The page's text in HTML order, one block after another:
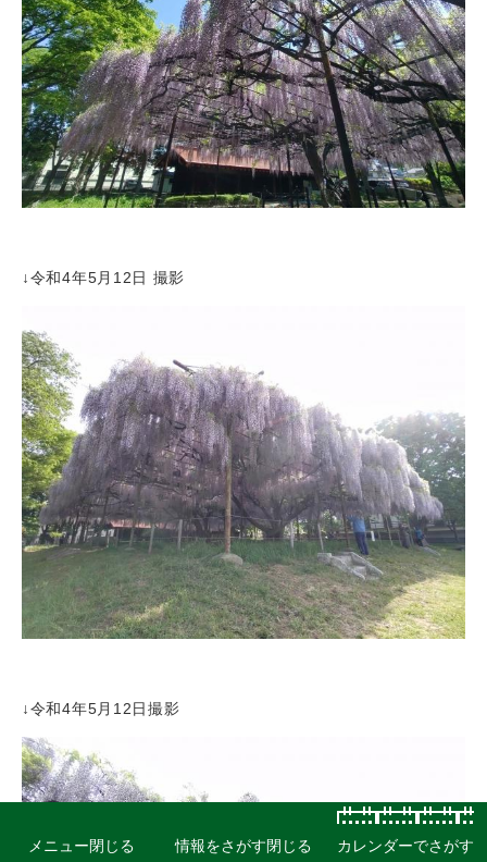
メニュー閉じる 情報をさがす閉じる カレンダーでさがす
↓令和4年5月12日 撮影
↓令和4年5月12日撮影